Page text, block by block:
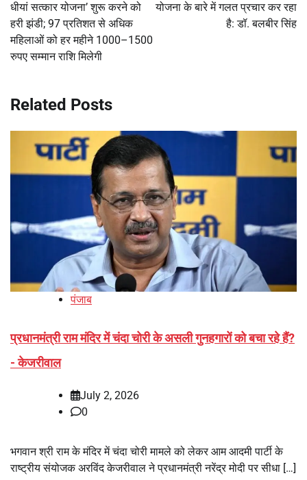
धीयां सत्कार योजना’ शुरू करने को
हरी झंडी; 97 प्रतिशत से अधिक
महिलाओं को हर महीने 1000–1500
रुपए सम्मान राशि मिलेगी
योजना के बारे में गलत प्रचार कर रहा
है: डॉ. बलबीर सिंह
Related Posts
पंजाब
प्रधानमंत्री राम मंदिर में चंदा चोरी के असली गुनहगारों को बचा रहे हैं?
- केजरीवाल
July 2, 2026
0
भगवान श्री राम के मंदिर में चंदा चोरी मामले को लेकर आम आदमी पार्टी के
राष्ट्रीय संयोजक अरविंद केजरीवाल ने प्रधानमंत्री नरेंद्र मोदी पर सीधा […]